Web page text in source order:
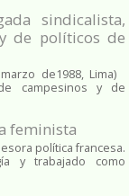
sindicalista,
de políticos de
de1988, Lima)
campesinos y de
feminista
política francesa.
y trabajado como